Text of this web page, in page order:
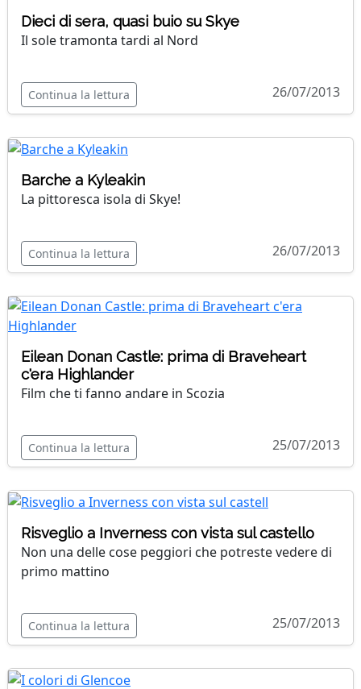
Dieci di sera, quasi buio su Skye
Il sole tramonta tardi al Nord
Continua la lettura 26/07/2013
Barche a Kyleakin
La pittoresca isola di Skye!
Continua la lettura 26/07/2013
Eilean Donan Castle: prima di Braveheart
c'era Highlander
Film che ti fanno andare in Scozia
Continua la lettura 25/07/2013
Risveglio a Inverness con vista sul castello
Non una delle cose peggiori che potreste vedere di
primo mattino
Continua la lettura 25/07/2013